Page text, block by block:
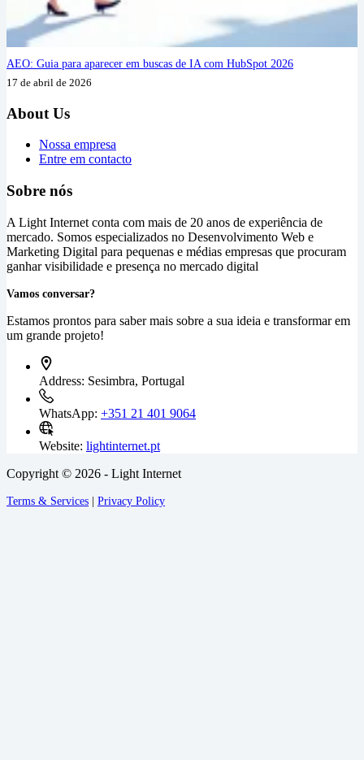
AEO: Guia para aparecer em buscas de IA com HubSpot 2026
17 de abril de 2026
About Us
Nossa empresa
Entre em contacto
Sobre nós
A Light Internet conta com mais de 20 anos de experiência de
mercado. Somos especializados no Desenvolvimento Web e
Marketing Digital para pequenas e médias empresas que procuram
ganhar visibilidade e presença no mercado digital
Vamos conversar?
Estamos prontos para saber mais sobre a sua ideia e transformar em
um grande projeto!
Address: Sesimbra, Portugal
WhatsApp: +351 21 401 9064
Website: lightinternet.pt
Copyright © 2026 - Light Internet
Terms & Services | Privacy Policy